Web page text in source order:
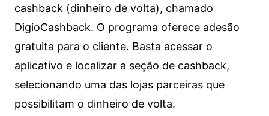
cashback (dinheiro de volta), chamado
DigioCashback. O programa oferece adesão
gratuita para o cliente. Basta acessar o
aplicativo e localizar a seção de cashback,
selecionando uma das lojas parceiras que
possibilitam o dinheiro de volta.